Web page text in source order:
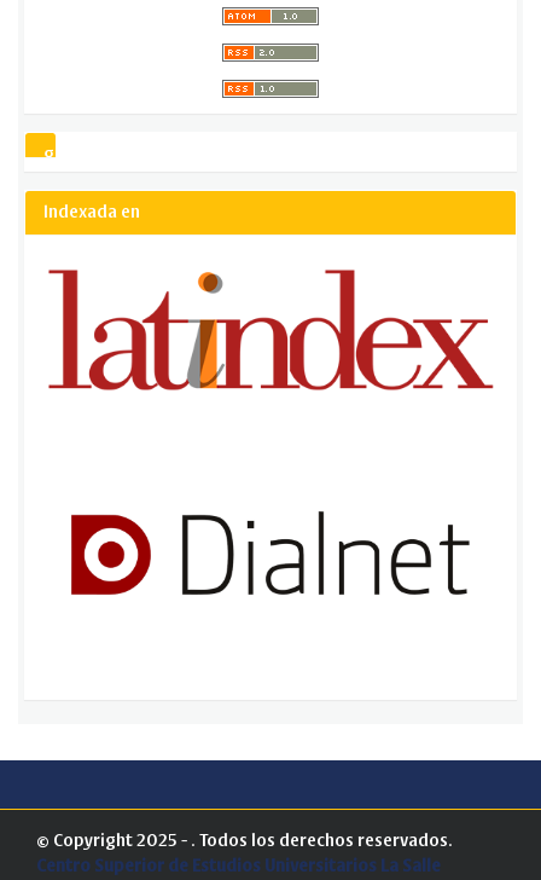
gsCitation
Indexada en
© Copyright 2025 - . Todos los derechos reservados.
Centro Superior de Estudios Universitarios La Salle